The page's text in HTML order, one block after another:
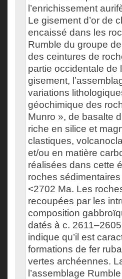
l’enrichissement
Le gisement d’or de
encaissé dans les
Rumble du groupe
des ceintures de
partie occidentale de
gisement,
variations
géochimique des
Munro », de basalte
riche en silice et
clastiques,
et/ou en matière
réalisées dans cette
roches
<2702 Ma. Les
recoupées par les
composition
datés à c.
indique qu’il est
formations de fer
vertes archéennes.
l’assemblage